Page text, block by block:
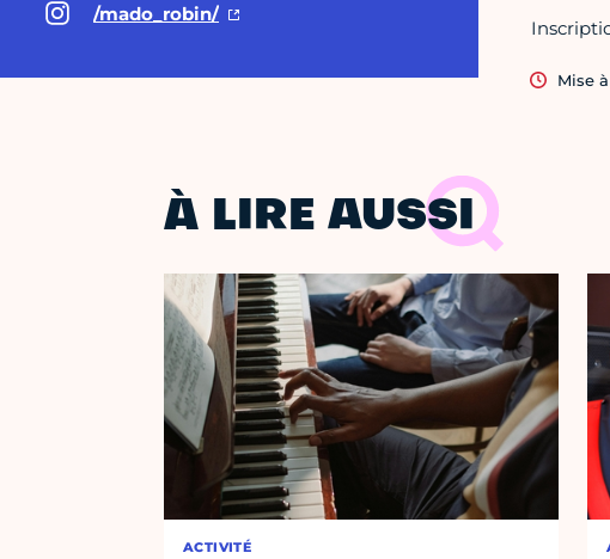
/mado_robin/
Mise
À LIRE AUSSI
ACTIVITÉ